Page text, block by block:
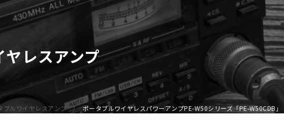
（登録局）
（免許局）
アクセサリー
イヤホンマイク
スピーカーマイク
イヤホン
レスアンプ
ブルワイヤレスアンプ ポータブルワイヤレスパワーアンプPE-W50シリーズ「PE-W50CDB」